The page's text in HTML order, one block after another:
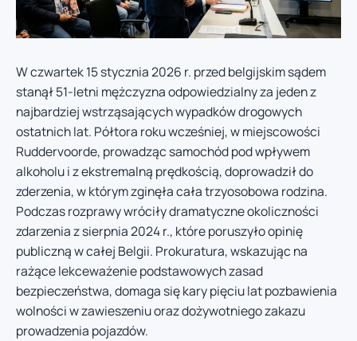
W czwartek 15 stycznia 2026 r. przed belgijskim sądem
stanął 51-letni mężczyzna odpowiedzialny za jeden z
najbardziej wstrząsających wypadków drogowych
ostatnich lat. Półtora roku wcześniej, w miejscowości
Ruddervoorde, prowadząc samochód pod wpływem
alkoholu i z ekstremalną prędkością, doprowadził do
zderzenia, w którym zginęła cała trzyosobowa rodzina.
Podczas rozprawy wróciły dramatyczne okoliczności
zdarzenia z sierpnia 2024 r., które poruszyło opinię
publiczną w całej Belgii. Prokuratura, wskazując na
rażące lekceważenie podstawowych zasad
bezpieczeństwa, domaga się kary pięciu lat pozbawienia
wolności w zawieszeniu oraz dożywotniego zakazu
prowadzenia pojazdów.